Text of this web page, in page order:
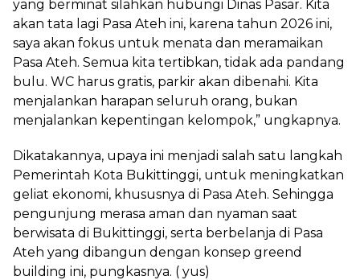
yang berminat silahkan hubungi Dinas Pasar. Kita
akan tata lagi Pasa Ateh ini, karena tahun 2026 ini,
saya akan fokus untuk menata dan meramaikan
Pasa Ateh. Semua kita tertibkan, tidak ada pandang
bulu. WC harus gratis, parkir akan dibenahi. Kita
menjalankan harapan seluruh orang, bukan
menjalankan kepentingan kelompok,” ungkapnya.
Dikatakannya, upaya ini menjadi salah satu langkah
Pemerintah Kota Bukittinggi, untuk meningkatkan
geliat ekonomi, khususnya di Pasa Ateh. Sehingga
pengunjung merasa aman dan nyaman saat
berwisata di Bukittinggi, serta berbelanja di Pasa
Ateh yang dibangun dengan konsep greend
building ini, pungkasnya. ( yus)